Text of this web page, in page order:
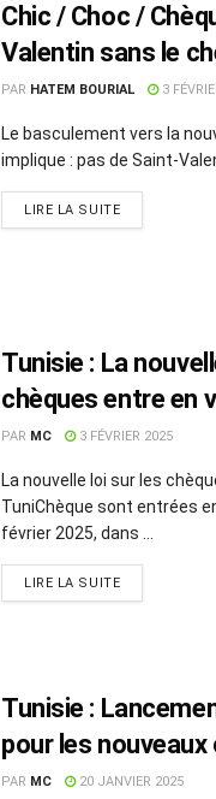
Chic / Choc /
Valentin sans le
PAR HATEM BOURIAL 3
Le basculement vers la
implique : pas de Saint-
LIRE LA SUITE
Tunisie : La
chèques entre en
qu’il faut savoir !
PAR MC 3 FÉVRIER 2025
La nouvelle loi sur les
TuniChèque sont entrées
février 2025, dans ...
LIRE LA SUITE
Tunisie :
pour les
chèques
PAR MC 20 JANVIER 2025